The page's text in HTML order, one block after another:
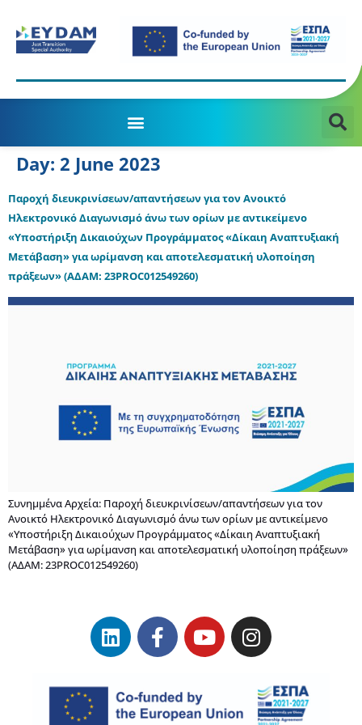
Day: 2 June 2023
Παροχή διευκρινίσεων/απαντήσεων για τον Ανοικτό
Ηλεκτρονικό Διαγωνισμό άνω των ορίων με αντικείμενο
«Υποστήριξη Δικαιούχων Προγράμματος «Δίκαιη Αναπτυξιακή
Μετάβαση» για ωρίμανση και αποτελεσματική υλοποίηση
πράξεων» (ΑΔΑΜ: 23PROC012549260)
Συνημμένα Αρχεία: Παροχή διευκρινίσεων/απαντήσεων για τον
Ανοικτό Ηλεκτρονικό Διαγωνισμό άνω των ορίων με αντικείμενο
«Υποστήριξη Δικαιούχων Προγράμματος «Δίκαιη Αναπτυξιακή
Μετάβαση» για ωρίμανση και αποτελεσματική υλοποίηση πράξεων»
(ΑΔΑΜ: 23PROC012549260)